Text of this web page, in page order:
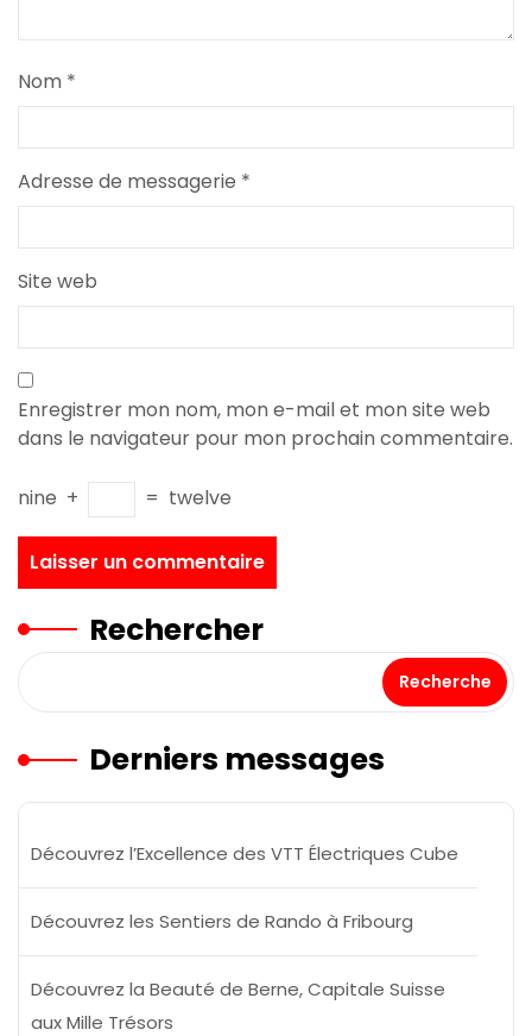
Nom *
Adresse de messagerie *
Site web
Enregistrer mon nom, mon e-mail et mon site web
dans le navigateur pour mon prochain commentaire.
nine + = twelve
Rechercher
Recherche
Derniers messages
Découvrez l’Excellence des VTT Électriques Cube
Découvrez les Sentiers de Rando à Fribourg
Découvrez la Beauté de Berne, Capitale Suisse
aux Mille Trésors